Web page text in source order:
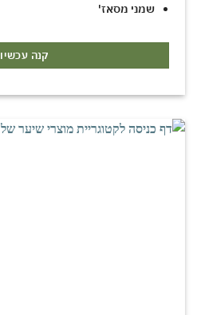
שמני מסאז'
קנה עכשיו